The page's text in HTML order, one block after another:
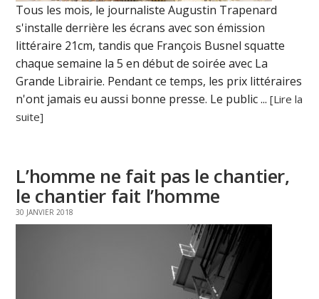
Tous les mois, le journaliste Augustin Trapenard
s'installe derrière les écrans avec son émission
littéraire 21cm, tandis que François Busnel squatte
chaque semaine la 5 en début de soirée avec La
Grande Librairie. Pendant ce temps, les prix littéraires
n'ont jamais eu aussi bonne presse. Le public ...[Lire la
suite]
L’homme ne fait pas le chantier,
le chantier fait l’homme
30 JANVIER 2018